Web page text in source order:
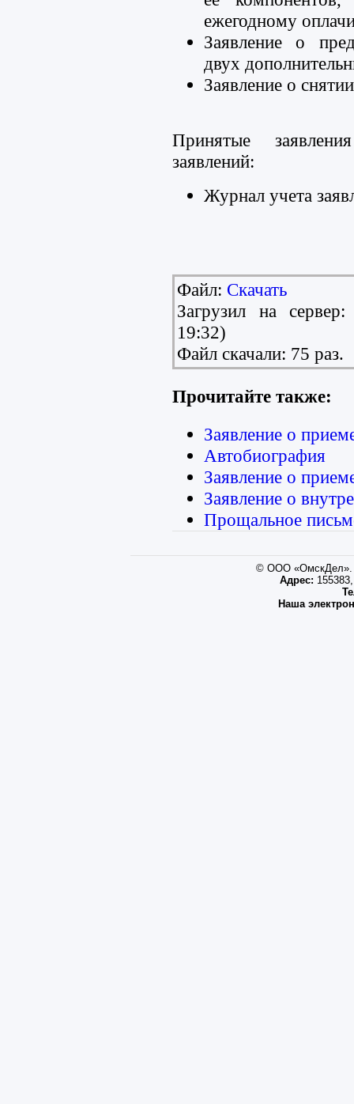
ежегодному
Заявление о
двух
Заявление о
Принятые
заявлений:
Журнал учета
Файл: Скачать
Загрузил на
19:32)
Файл скачали: 75 раз.
Прочитайте также:
Заявление о
Автобиография
Заявление о
Заявление о
Прощальное
© ООО «ОмскДел».
Адрес:
Наша